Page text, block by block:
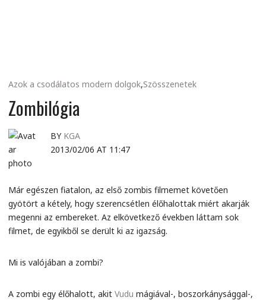
Azok a csodálatos modern dolgok,Szösszenetek
Zombilógia
BY KGA
2013/02/06 AT 11:47
Már egészen fiatalon, az első zombis filmemet követően
gyötört a kétely, hogy szerencsétlen élőhalottak miért akarják
megenni az embereket. Az elkövetkező években láttam sok
filmet, de egyikből se derült ki az igazság.
Mi is valójában a zombi?
A zombi egy élőhalott, akit Vudu mágiával-, boszorkánysággal-,